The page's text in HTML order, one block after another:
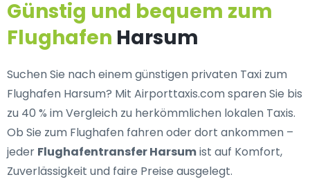
Günstig und bequem zum
Flughafen Harsum
Suchen Sie nach einemgünstigen privaten Taxi zum
Flughafen Harsum? Mit Airporttaxis.com sparen Sie bis
zu 40 % im Vergleich zu herkömmlichen lokalen Taxis.
Ob Sie zum Flughafen fahren oder dort ankommen –
jeder Flughafentransfer Harsumist auf Komfort,
Zuverlässigkeit und faire Preise ausgelegt.